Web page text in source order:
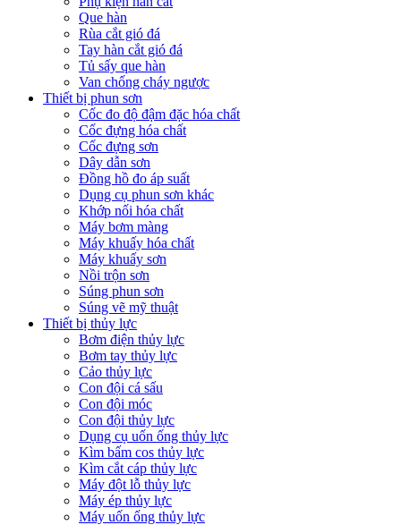
Que hàn
Rùa cắt gió đá
Tay hàn cắt gió đá
Tủ sấy que hàn
Van chống cháy ngược
Thiết bị phun sơn
Cốc đo độ đậm đặc hóa chất
Cốc đựng hóa chất
Cốc đựng sơn
Dây dẫn sơn
Đồng hồ đo áp suất
Dụng cụ phun sơn khác
Khớp nối hóa chất
Máy bơm màng
Máy khuấy hóa chất
Máy khuấy sơn
Nồi trộn sơn
Súng phun sơn
Súng vẽ mỹ thuật
Thiết bị thủy lực
Bơm điện thủy lực
Bơm tay thủy lực
Cảo thủy lực
Con đội cá sấu
Con đội móc
Con đội thủy lực
Dụng cụ uốn ống thủy lực
Kìm bấm cos thủy lực
Kìm cắt cáp thủy lực
Máy đột lỗ thủy lực
Máy ép thủy lực
Máy uốn ống thủy lực